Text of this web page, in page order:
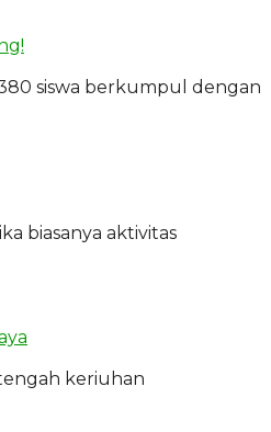
siswa berkumpul dengan
biasanya aktivitas
keriuhan